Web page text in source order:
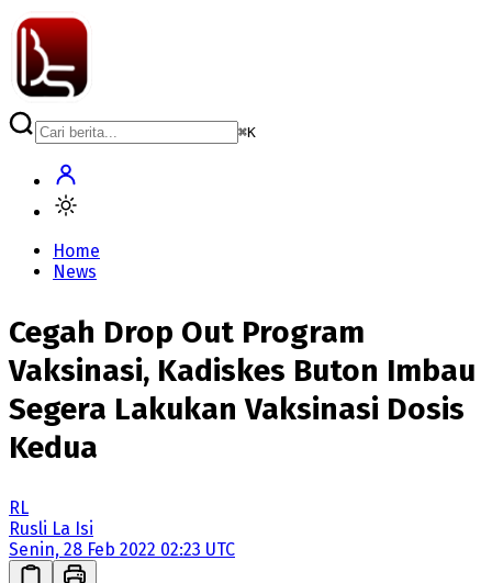
⌘K
Home
News
Cegah Drop Out Program
Vaksinasi, Kadiskes Buton Imbau
Segera Lakukan Vaksinasi Dosis
Kedua
RL
Rusli La Isi
Senin, 28 Feb 2022 02:23 UTC